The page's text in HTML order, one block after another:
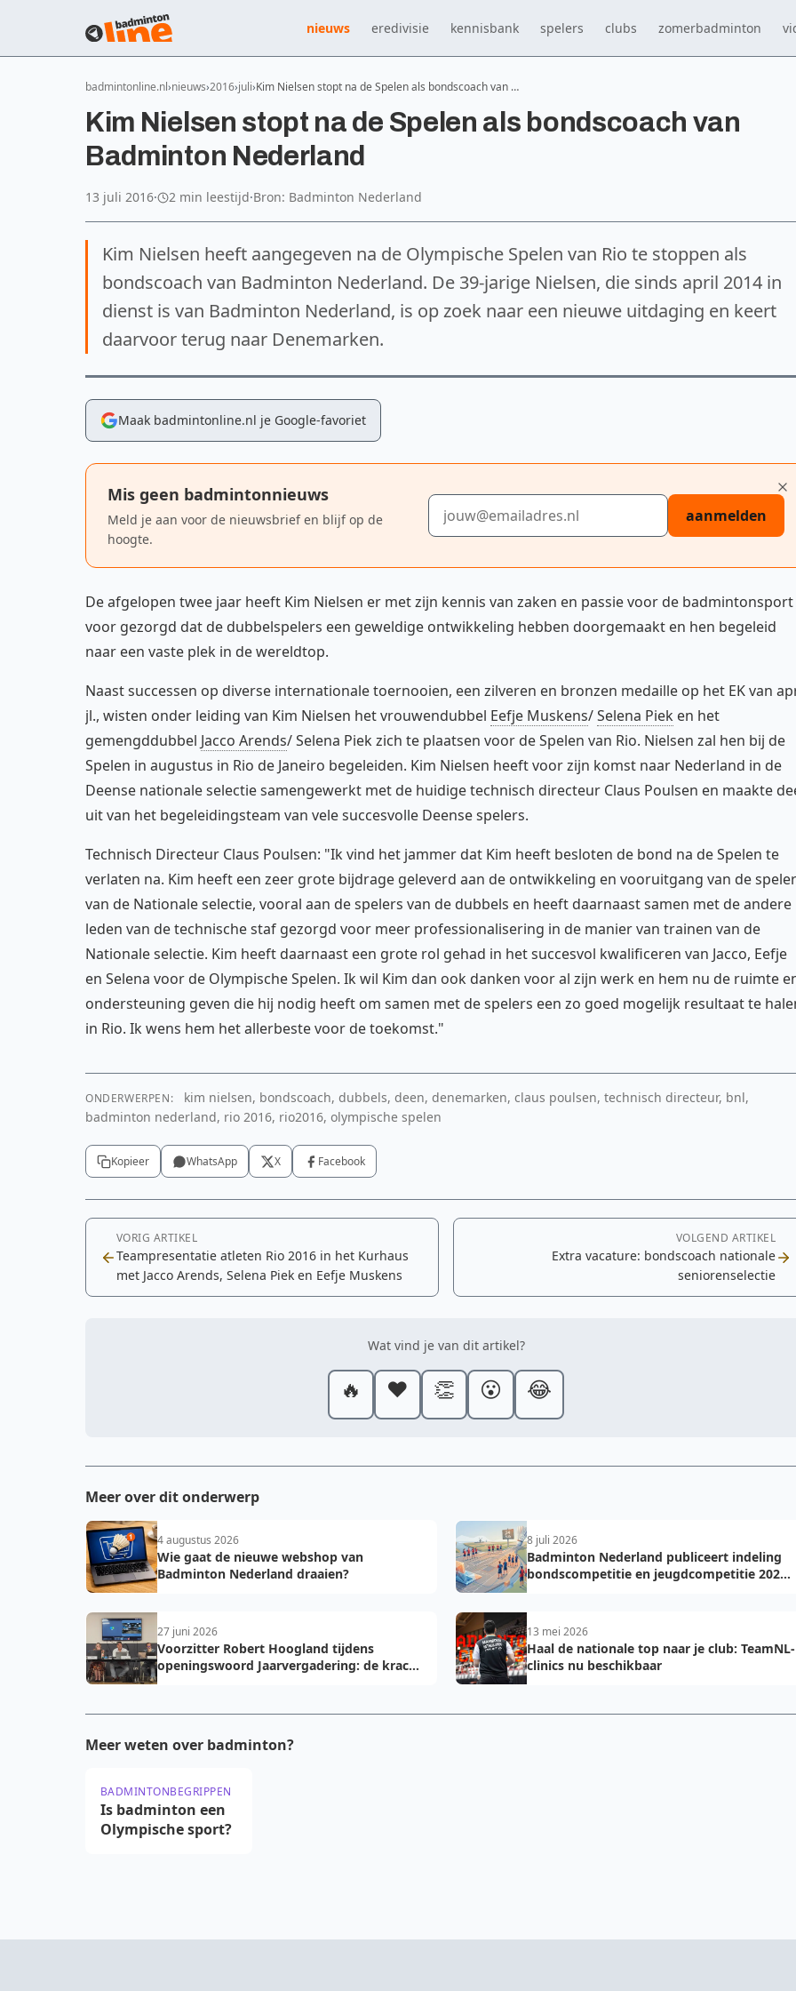
nieuws eredivisie kennisbank spelers clubs zomerbadminton
badmintonline.nl nieuws 2016 juli Kim Nielsen stopt na de Spelen als bondscoach van …
Kim Nielsen stopt na de Spelen als bondscoach van
Badminton Nederland
13 juli 2016· 2 min leestijd·Bron: Badminton Nederland
Kim Nielsen heeft aangegeven na de Olympische Spelen van Rio te stoppen als
bondscoach van Badminton Nederland. De 39-jarige Nielsen, die sinds april 2014 in
dienst is van Badminton Nederland, is op zoek naar een nieuwe uitdaging en keert
daarvoor terug naar Denemarken.
Maak badmintonline.nl je Google-favoriet
Mis geen badmintonnieuws
Meld je aan voor de nieuwsbrief en blijf op de
hoogte.
E-mailadres
aanmelden
De afgelopen twee jaar heeft Kim Nielsen er met zijn kennis van zaken en passie voor de badmintonsport
voor gezorgd dat de dubbelspelers een geweldige ontwikkeling hebben doorgemaakt en hen begeleid
naar een vaste plek in de wereldtop.
Naast successen op diverse internationale toernooien, een zilveren en bronzen medaille op het EK van
jl., wisten onder leiding van Kim Nielsen het vrouwendubbel Eefje Muskens/Selena Piek en het
gemengddubbel Jacco Arends/ Selena Piek zich te plaatsen voor de Spelen van Rio. Nielsen zal hen bij de
Spelen in augustus in Rio de Janeiro begeleiden. Kim Nielsen heeft voor zijn komst naar Nederland in de
Deense nationale selectie samengewerkt met de huidige technisch directeur Claus Poulsen en maakte
uit van het begeleidingsteam van vele succesvolle Deense spelers.
Technisch Directeur Claus Poulsen: "Ik vind het jammer dat Kim heeft besloten de bond na de Spelen te
verlaten na. Kim heeft een zeer grote bijdrage geleverd aan de ontwikkeling en vooruitgang van de
van de Nationale selectie, vooral aan de spelers van de dubbels en heeft daarnaast samen met de andere
leden van de technische staf gezorgd voor meer professionalisering in de manier van trainen van de
Nationale selectie. Kim heeft daarnaast een grote rol gehad in het succesvol kwalificeren van Jacco, Eefje
en Selena voor de Olympische Spelen. Ik wil Kim dan ook danken voor al zijn werk en hem nu de ruimte
ondersteuning geven die hij nodig heeft om samen met de spelers een zo goed mogelijk resultaat te
in Rio. Ik wens hem het allerbeste voor de toekomst."
ONDERWERPEN:
kim nielsen, bondscoach, dubbels, deen, denemarken, claus poulsen, technisch directeur, bnl,
badminton nederland, rio 2016, rio2016, olympische spelen
Kopieer WhatsApp X Facebook
VORIG ARTIKEL
Teampresentatie atleten Rio 2016 in het Kurhaus
met Jacco Arends, Selena Piek en Eefje Muskens
VOLGEND ARTIKEL
Extra vacature: bondscoach nationale
seniorenselectie
Wat vind je van dit artikel?
🔥 ❤️ 👏 😮 😂
Meer over dit onderwerp
4 augustus 2026
Wie gaat de nieuwe webshop van
Badminton Nederland draaien?
8 juli 2026
Badminton Nederland publiceert indeling
bondscompetitie en jeugdcompetitie 2026-
27 juni 2026
Voorzitter Robert Hoogland tijdens
openingswoord Jaarvergadering: de kracht
13 mei 2026
Haal de nationale top naar je club: TeamNL-
clinics nu beschikbaar
Meer weten over badminton?
BADMINTONBEGRIPPEN
Is badminton een
Olympische sport?